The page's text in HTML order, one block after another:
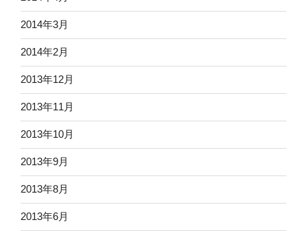
2014年3月
2014年2月
2013年12月
2013年11月
2013年10月
2013年9月
2013年8月
2013年6月